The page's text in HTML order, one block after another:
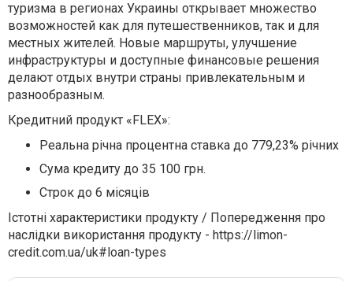
туризма в регионах Украины открывает множество
возможностей как для путешественников, так и для
местных жителей. Новые маршруты, улучшение
инфраструктуры и доступные финансовые решения
делают отдых внутри страны привлекательным и
разнообразным.
Кредитний продукт «FLEX»:
Реальна річна процентна ставка до 779,23% річних
Сума кредиту до 35 100 грн.
Строк до 6 місяців
Істотні характеристики продукту / Попередження про
наслідки використання продукту - https://limon-
credit.com.ua/uk#loan-types